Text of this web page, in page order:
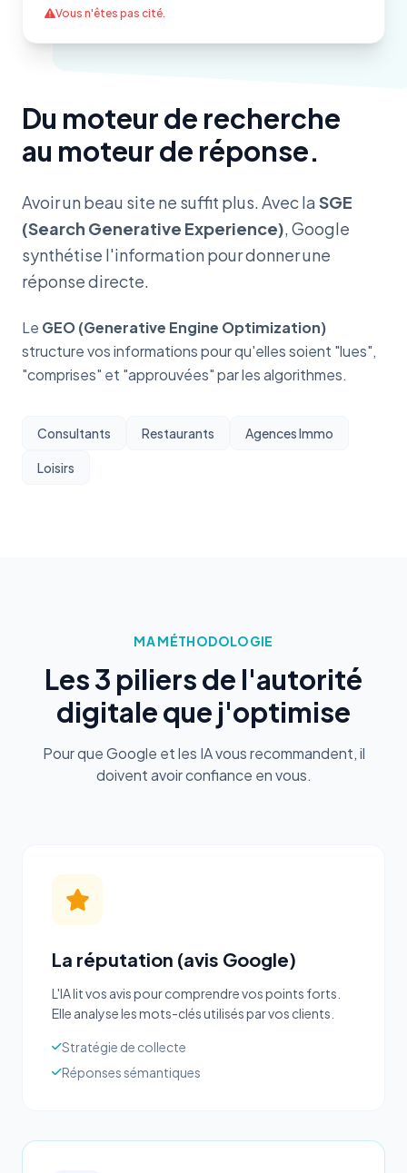
Vous n'êtes pas cité.
Du moteur de recherche
au moteur de réponse.
Avoir un beau site ne suffit plus. Avec la SGE
(Search Generative Experience), Google
synthétise l'information pour donner une
réponse directe.
Le GEO (Generative Engine Optimization)
structure vos informations pour qu'elles soient "lues",
"comprises" et "approuvées" par les algorithmes.
Consultants Restaurants Agences Immo
Loisirs
MA MÉTHODOLOGIE
Les 3 piliers de l'autorité
digitale que j'optimise
Pour que Google et les IA vous recommandent, il
doivent avoir confiance en vous.
La réputation (avis Google)
L'IA lit vos avis pour comprendre vos points forts.
Elle analyse les mots-clés utilisés par vos clients.
Stratégie de collecte
Réponses sémantiques